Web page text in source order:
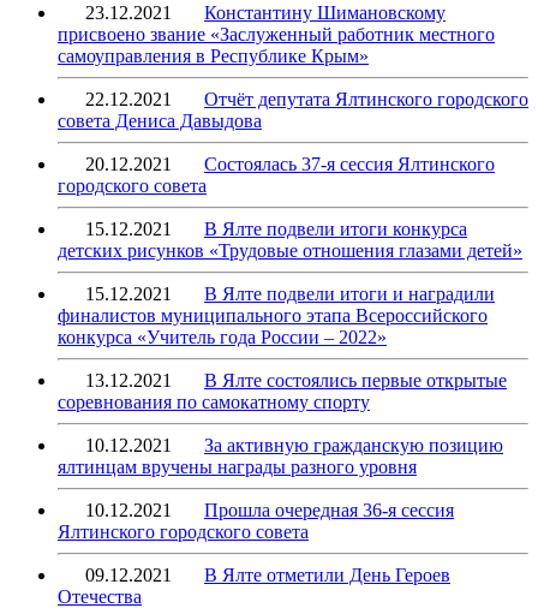
23.12.2021
Константину Шимановскому
присвоено звание «Заслуженный работник местного
самоуправления в Республике Крым»
22.12.2021
Отчёт депутата Ялтинского городского
совета Дениса Давыдова
20.12.2021
Состоялась 37-я сессия Ялтинского
городского совета
15.12.2021
В Ялте подвели итоги конкурса
детских рисунков «Трудовые отношения глазами детей»
15.12.2021
В Ялте подвели итоги и наградили
финалистов муниципального этапа Всероссийского
конкурса «Учитель года России – 2022»
13.12.2021
В Ялте состоялись первые открытые
соревнования по самокатному спорту
10.12.2021
За активную гражданскую позицию
ялтинцам вручены награды разного уровня
10.12.2021
Прошла очередная 36-я сессия
Ялтинского городского совета
09.12.2021
В Ялте отметили День Героев
Отечества